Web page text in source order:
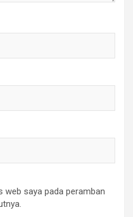
web saya pada peramban